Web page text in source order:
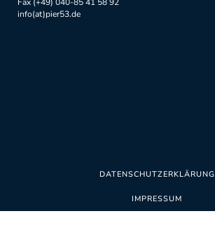
info(at)pier53.de
DATENSCHUTZERKLÄRUNG
IMPRESSUM